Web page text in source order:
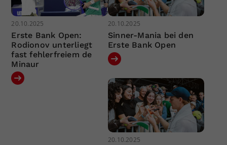
20.10.2025
Erste Bank Open:
Rodionov unterliegt
fast fehlerfreiem de
Minaur
20.10.2025
Sinner-Mania bei den
Erste Bank Open
20.10.2025